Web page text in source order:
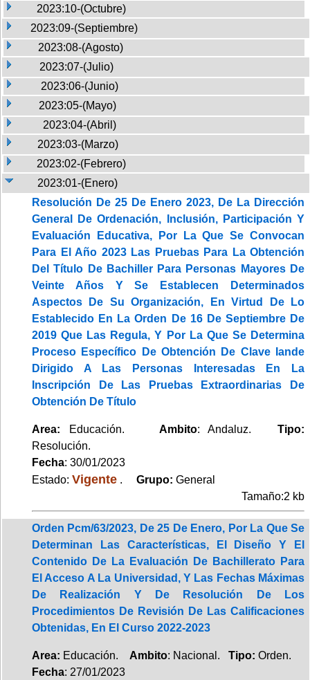
2023:10-(Octubre)
2023:09-(Septiembre)
2023:08-(Agosto)
2023:07-(Julio)
2023:06-(Junio)
2023:05-(Mayo)
2023:04-(Abril)
2023:03-(Marzo)
2023:02-(Febrero)
2023:01-(Enero)
Resolución De 25 De Enero 2023, De La Dirección
General De Ordenación, Inclusión, Participación Y
Evaluación Educativa, Por La Que Se Convocan
Para El Año 2023 Las Pruebas Para La Obtención
Del Título De Bachiller Para Personas Mayores De
Veinte Años Y Se Establecen Determinados
Aspectos De Su Organización, En Virtud De Lo
Establecido En La Orden De 16 De Septiembre De
2019 Que Las Regula, Y Por La Que Se Determina
Proceso Específico De Obtención De Clave Iande
Dirigido A Las Personas Interesadas En La
Inscripción De Las Pruebas Extraordinarias De
Obtención De Título
Area: Educación. Ambito: Andaluz.Tipo:
Resolución.
Fecha: 30/01/2023
Estado: Vigente . Grupo: General
Tamaño:2 kb
Orden Pcm/63/2023, De 25 De Enero, Por La Que Se
Determinan Las Características, El Diseño Y El
Contenido De La Evaluación De Bachillerato Para
El Acceso A La Universidad, Y Las Fechas Máximas
De Realización Y De Resolución De Los
Procedimientos De Revisión De Las Calificaciones
Obtenidas, En El Curso 2022-2023
Area: Educación. Ambito: Nacional. Tipo: Orden.
Fecha: 27/01/2023